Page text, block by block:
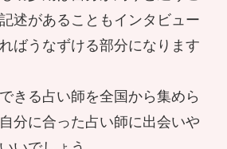
き？
の脅威、Aさんの霊障事
述があることもインタビュー
ばうなずける部分になります
きる占い師を全国から集めら
分に合った占い師に出会いや